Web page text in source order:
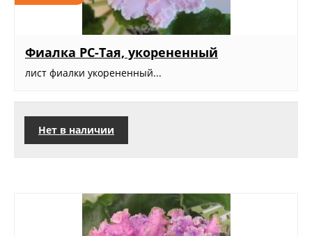
Фиалка РС-Тая, укорененный
лист фиалки укорененный...
Нет в наличии